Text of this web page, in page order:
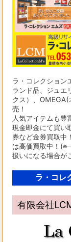
ラ・コレクション
ランド品、ジュエ
クス）、OMEGA(
売！
人気アイテムも豊
現金即金にて買い
券など金券買取中
は高価買取中！(※
扱いになる場合が
ラ・コレ
有限会社